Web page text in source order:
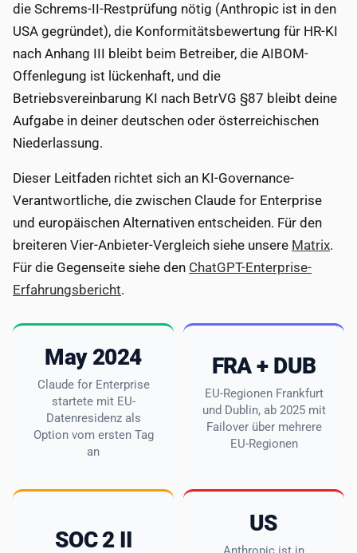
die Schrems-II-Restprüfung nötig (Anthropic ist in den
USA gegründet), die Konformitätsbewertung für HR-KI
nach Anhang III bleibt beim Betreiber, die AIBOM-
Offenlegung ist lückenhaft, und die
Betriebsvereinbarung KI nach BetrVG §87 bleibt deine
Aufgabe in deiner deutschen oder österreichischen
Niederlassung.
Dieser Leitfaden richtet sich an KI-Governance-
Verantwortliche, die zwischen Claude for Enterprise
und europäischen Alternativen entscheiden. Für den
breiteren Vier-Anbieter-Vergleich siehe unsere Matrix.
Für die Gegenseite siehe den ChatGPT-Enterprise-
Erfahrungsbericht.
May 2024
Claude for Enterprise
startete mit EU-
Datenresidenz als
Option vom ersten Tag
an
FRA + DUB
EU-Regionen Frankfurt
und Dublin, ab 2025 mit
Failover über mehrere
EU-Regionen
SOC 2 II
US